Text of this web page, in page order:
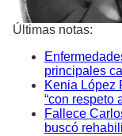
Últimas notas:
principales
Kenia López
“con respeto
Fallece
buscó